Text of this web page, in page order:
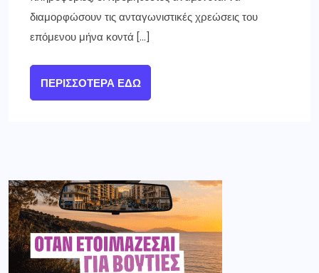
διαμορφώσουν τις ανταγωνιστικές χρεώσεις του
επόμενου μήνα κοντά […]
ΠΕΡΙΣΣΌΤΕΡΑ ΕΔΏ